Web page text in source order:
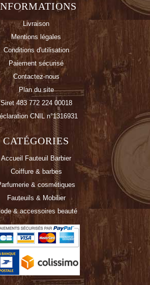
Livraison
Mentions légales
Conditions d'utilisation
Paiement sécurisé
Contactez-nous
Plan du site
Siret 483 772 224 00018
CNIL n°1316931
CATÉGORIES
Accueil Fauteuil Barbier
Coiffure & barbes
& cosmétiques
Fauteuils & Mobilier
& accessoires beauté